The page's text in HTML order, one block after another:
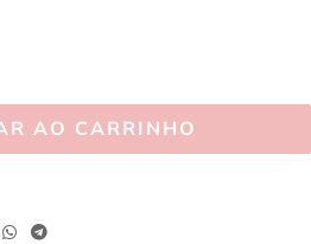
AO CARRINHO